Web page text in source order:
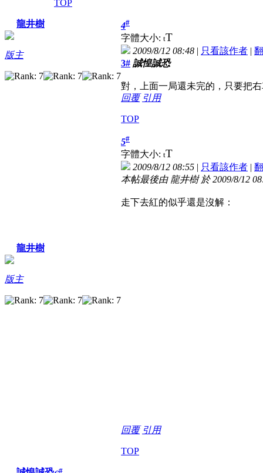
TOP
龍井樹
版主
4#
字體大小: tT
2009/8/12 08:48 | 只看該作者 |
3# 誠惶誠恐
對，上面一局還未完的，只要把
回覆 引用
TOP
龍井樹
版主
5#
字體大小: tT
2009/8/12 08:55 | 只看該作者 |
本帖最後由 龍井樹 於 2009/8/12
走下去紅的似乎還是沒解：
回覆 引用
TOP
#